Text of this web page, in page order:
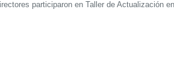
participaron en Taller de Actualización